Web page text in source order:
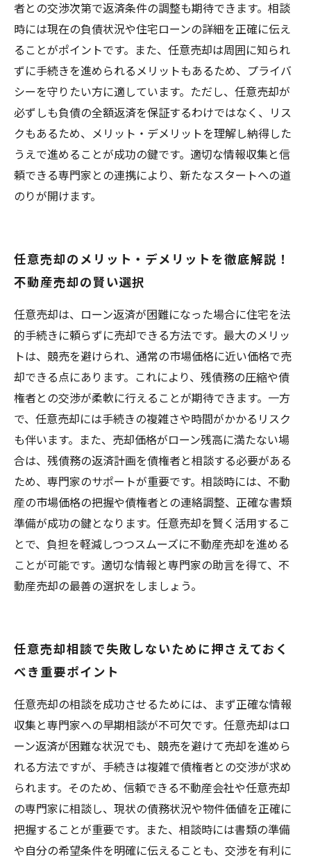
者との交渉次第で返済条件の調整も期待できます。相談
時には現在の負債状況や住宅ローンの詳細を正確に伝え
ることがポイントです。また、任意売却は周囲に知られ
ずに手続きを進められるメリットもあるため、プライバ
シーを守りたい方に適しています。ただし、任意売却が
必ずしも負債の全額返済を保証するわけではなく、リス
クもあるため、メリット・デメリットを理解し納得した
うえで進めることが成功の鍵です。適切な情報収集と信
頼できる専門家との連携により、新たなスタートへの道
のりが開けます。
任意売却のメリット・デメリットを徹底解説！
不動産売却の賢い選択
任意売却は、ローン返済が困難になった場合に住宅を法
的手続きに頼らずに売却できる方法です。最大のメリッ
トは、競売を避けられ、通常の市場価格に近い価格で売
却できる点にあります。これにより、残債務の圧縮や債
権者との交渉が柔軟に行えることが期待できます。一方
で、任意売却には手続きの複雑さや時間がかかるリスク
も伴います。また、売却価格がローン残高に満たない場
合は、残債務の返済計画を債権者と相談する必要がある
ため、専門家のサポートが重要です。相談時には、不動
産の市場価格の把握や債権者との連絡調整、正確な書類
準備が成功の鍵となります。任意売却を賢く活用するこ
とで、負担を軽減しつつスムーズに不動産売却を進める
ことが可能です。適切な情報と専門家の助言を得て、不
動産売却の最善の選択をしましょう。
任意売却相談で失敗しないために押さえておく
べき重要ポイント
任意売却の相談を成功させるためには、まず正確な情報
収集と専門家への早期相談が不可欠です。任意売却はロ
ーン返済が困難な状況でも、競売を避けて売却を進めら
れる方法ですが、手続きは複雑で債権者との交渉が求め
られます。そのため、信頼できる不動産会社や任意売却
の専門家に相談し、現状の債務状況や物件価値を正確に
把握することが重要です。また、相談時には書類の準備
や自分の希望条件を明確に伝えることも、交渉を有利に